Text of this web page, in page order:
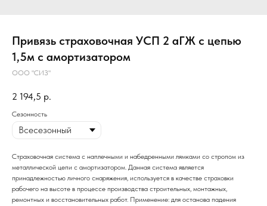
Привязь страховочная УСП 2 аГЖ с цепью
1,5м с амортизатором
ООО "СИЗ"
2 194,5 р.
Сезонность
Страховочная система с наплечными и набедренными лямками со стропом из
металлической цепи с амортизатором. Данная система является
принадлежностью личного снаряжения, используется в качестве страховки
рабочего на высоте в процессе производства строительных, монтажных,
ремонтных и восстановительных работ. Применение: для останова падения